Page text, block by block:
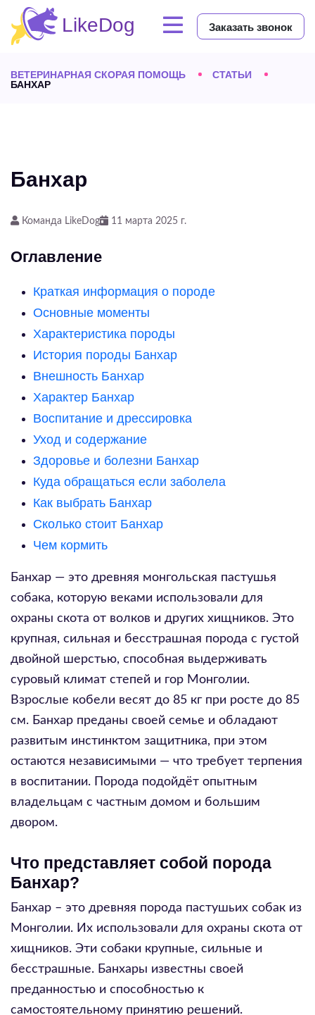
Заказать звонок
ВЕТЕРИНАРНАЯ СКОРАЯ ПОМОЩЬ
СТАТЬИ
БАНХАР
Банхар
Команда LikeDog 11 марта 2025 г.
Оглавление
Краткая информация о породе
Основные моменты
Характеристика породы
История породы Банхар
Внешность Банхар
Характер Банхар
Воспитание и дрессировка
Уход и содержание
Здоровье и болезни Банхар
Куда обращаться если заболела
Как выбрать Банхар
Сколько стоит Банхар
Чем кормить
Банхар — это древняя монгольская пастушья
собака, которую веками использовали для
охраны скота от волков и других хищников. Это
крупная, сильная и бесстрашная порода с густой
двойной шерстью, способная выдерживать
суровый климат степей и гор Монголии.
Взрослые кобели весят до 85 кг при росте до 85
см. Банхар преданы своей семье и обладают
развитым инстинктом защитника, при этом
остаются независимыми — что требует терпения
в воспитании. Порода подойдёт опытным
владельцам с частным домом и большим
двором.
Что представляет собой порода
Банхар?
Банхар – это древняя порода пастушьих собак из
Монголии. Их использовали для охраны скота от
хищников. Эти собаки крупные, сильные и
бесстрашные. Банхары известны своей
преданностью и способностью к
самостоятельному принятию решений.